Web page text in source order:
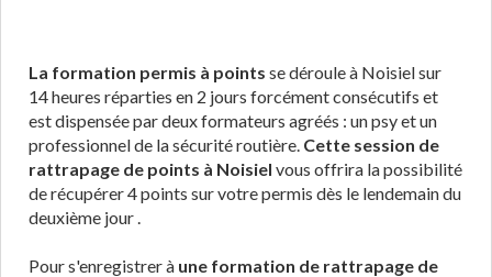
La formation permis à points se déroule à Noisiel sur
14 heures réparties en 2 jours forcément consécutifs et
est dispensée par deux formateurs agréés : un psy et un
professionnel de la sécurité routière. Cette session de
rattrapage de points à Noisiel vous offrira la possibilité
de récupérer 4 points sur votre permis dès le lendemain du
deuxième jour .
Pour s'enregistrer à une formation de rattrapage de